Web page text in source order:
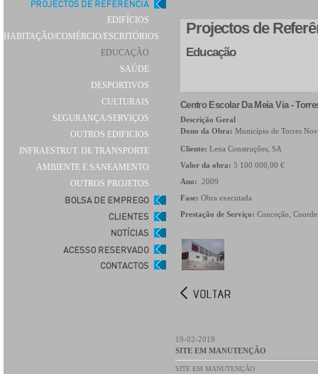
EDIFÍCIOS
HABITAÇÃO/COMÉRCIO/ESCRITÓRIOS
EDUCAÇÃO
SAÚDE
DESPORTIVOS
CULTURAIS
SEGURANÇA/SERVIÇOS
OUTROS EDIFICIOS
INFRAESTRUT. DE TRANSPORTE
AMBIENTE E SANEAMENTO
OUTROS PROJETOS
Projectos de
Educação
Centro Escolar Da Meia Via -
Descrição Geral
Dono da Obra: Município de Torres
Cliente: Lena Construções, SA
Valor da obra: 5 100 000,00 €
Ano: 2009
Fase: Obra executada
Prestação de Serviço: Conceção,
19-02-2019
SITE EM MANUTENÇÃO
SITE EM MANUTENÇÃO